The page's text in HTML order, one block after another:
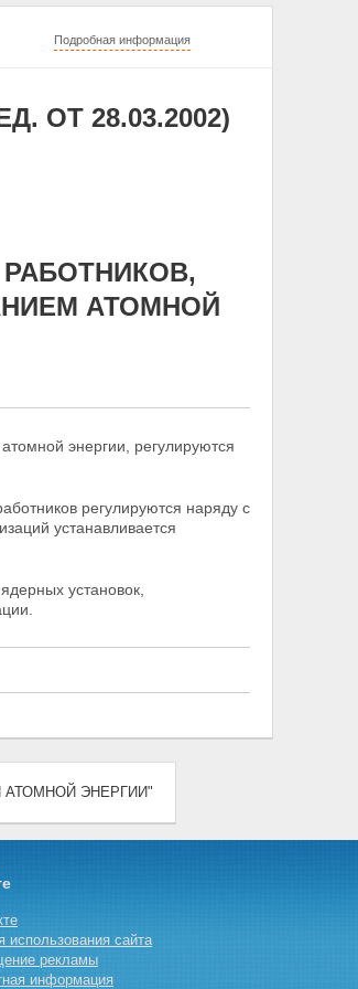
Подробная информация
ОТ 28.03.2002)
АТОМНОЙ
энергии, регулируются
регулируются наряду с
устанавливается
установок,
АТОМНОЙ ЭНЕРГИИ"
использования сайта
рекламы
информация